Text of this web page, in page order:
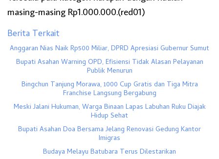
masing-masing Rp1.000.000.(red01)
Berita Terkait
Anggaran Nias Naik Rp500 Miliar, DPRD Apresiasi Gubernur Sumut
Bupati Asahan Warning OPD, Efisiensi Tidak Alasan Pelayanan
Publik Menurun
Bingchun Tanjung Morawa, 1000 Cup Gratis dan Tiga Mitra
Franchise Langsung Bergabung
Meski Jalani Hukuman, Warga Binaan Lapas Labuhan Ruku Diajak
Hidup Sehat
Bupati Asahan Doa Bersama Jelang Renovasi Gedung Kantor
Imigras
Budaya Melayu Batubara Terus Dilestarikan